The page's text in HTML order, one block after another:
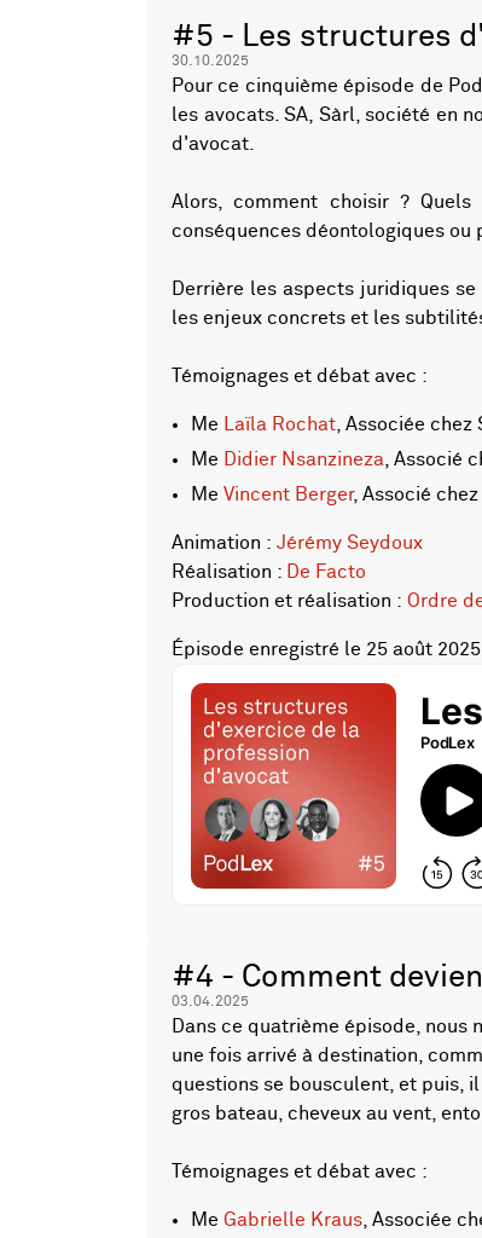
#5 - Les structures
30.10.2025
Pour ce cinquième épisode de
les avocats. SA, Sàrl, société en
d'avocat.
Alors, comment choisir ?
conséquences déontologiques
Derrière les aspects juridiques
les enjeux concrets et les
Témoignages et débat avec :
Me Laïla Rochat , Associée
Me
Didier Nsanzineza , Associé
Me Vincent Berger, Associé
Animation : Jérémy Seydoux
Réalisation :
De Facto
Production et réalisation : Ordre
Épisode enregistré le 25 août
#4 - Comment
03.04.2025
Dans ce quatrième épisode,
une fois arrivé à destination,
questions se bousculent, et puis,
gros bateau, cheveux au vent,
Témoignages et débat avec :
Me Gabrielle Kraus , Associée